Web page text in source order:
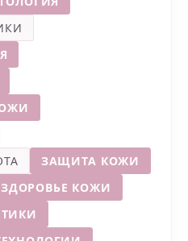
ЗАЩИТА КОЖИ
ЗДОРОВЬЕ КОЖИ